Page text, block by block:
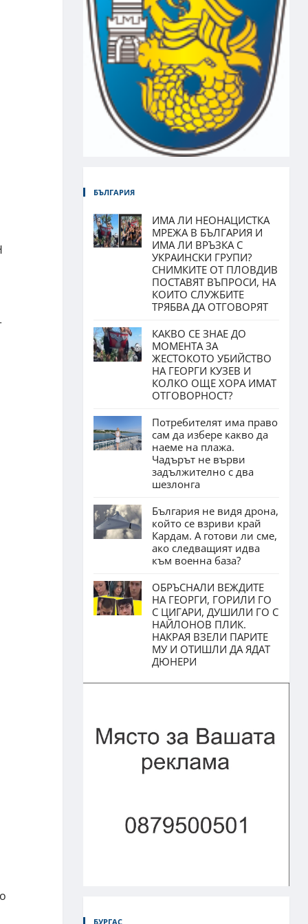
БЪЛГАРИЯ
ИМА ЛИ НЕОНАЦИСТКА
МРЕЖА В БЪЛГАРИЯ И
ИМА ЛИ ВРЪЗКА С
УКРАИНСКИ ГРУПИ?
СНИМКИТЕ ОТ ПЛОВДИВ
ПОСТАВЯТ ВЪПРОСИ, НА
КОИТО СЛУЖБИТЕ
ТРЯБВА ДА ОТГОВОРЯТ
КАКВО СЕ ЗНАЕ ДО
МОМЕНТА ЗА
ЖЕСТОКОТО УБИЙСТВО
НА ГЕОРГИ КУЗЕВ И
КОЛКО ОЩЕ ХОРА ИМАТ
ОТГОВОРНОСТ?
Потребителят има право
сам да избере какво да
наеме на плажа.
Чадърът не върви
задължително с два
шезлонга
България не видя дрона,
който се взриви край
Кардам. А готови ли сме,
ако следващият идва
към военна база?
ОБРЪСНАЛИ ВЕЖДИТЕ
НА ГЕОРГИ, ГОРИЛИ ГО
С ЦИГАРИ, ДУШИЛИ ГО С
НАЙЛОНОВ ПЛИК.
НАКРАЯ ВЗЕЛИ ПАРИТЕ
МУ И ОТИШЛИ ДА ЯДАТ
ДЮНЕРИ
БУРГАС